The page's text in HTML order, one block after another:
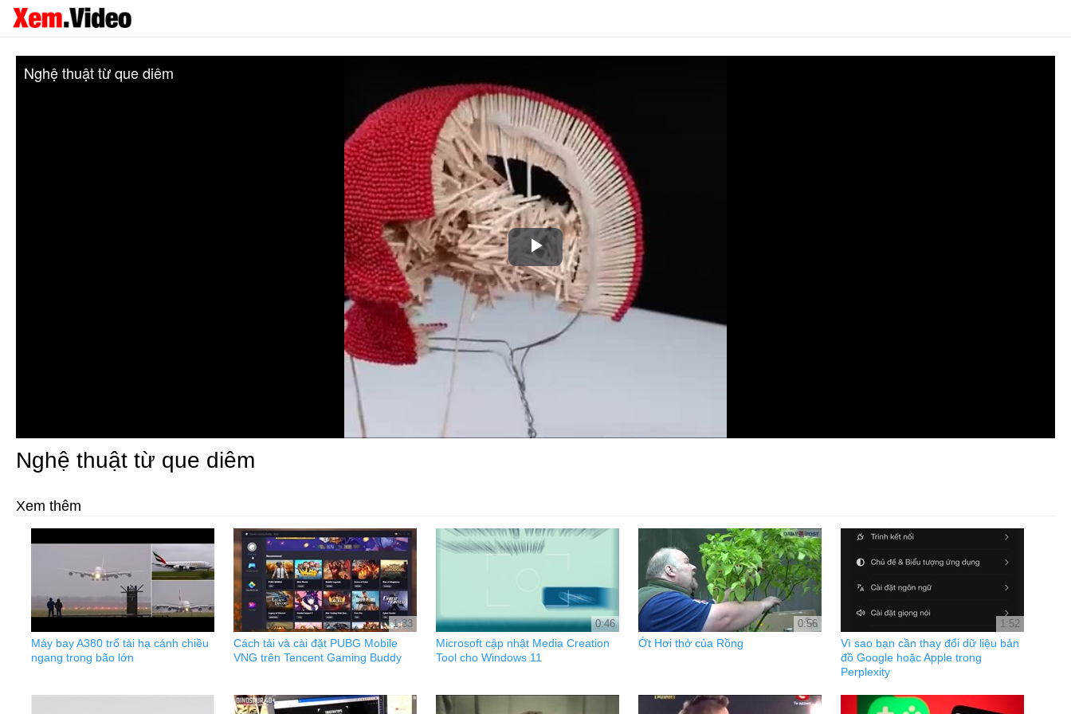
Play
Video
Nghệ thuật từ que diêm
Nghệ thuật từ que diêm
Xem thêm
Máy bay A380 trổ tài hạ cánh chiều
ngang trong bão lớn
1:33
Cách tải và cài đặt PUBG Mobile
VNG trên Tencent Gaming Buddy
0:46
Microsoft cập nhật Media Creation
Tool cho Windows 11
0:56
Ớt Hơi thở của Rồng
1:52
Vì sao bạn cần thay đổi dữ liệu bản
đồ Google hoặc Apple trong
Perplexity